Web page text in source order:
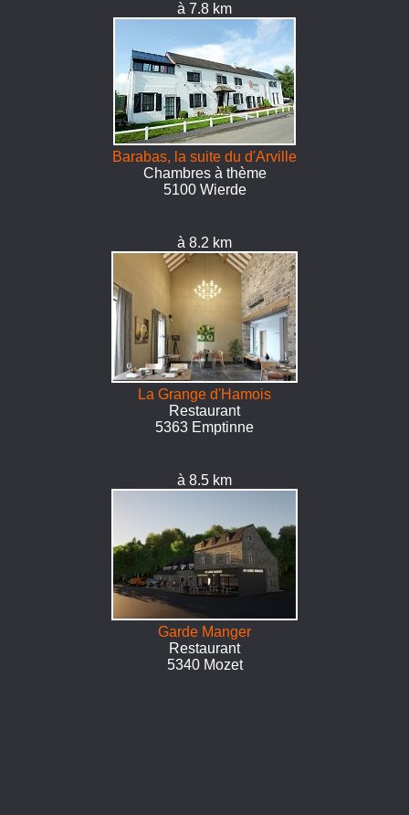
à 7.8 km
Barabas, la suite du d'Arville
Chambres à thème
5100 Wierde
à 8.2 km
La Grange d'Hamois
Restaurant
5363 Emptinne
à 8.5 km
Garde Manger
Restaurant
5340 Mozet